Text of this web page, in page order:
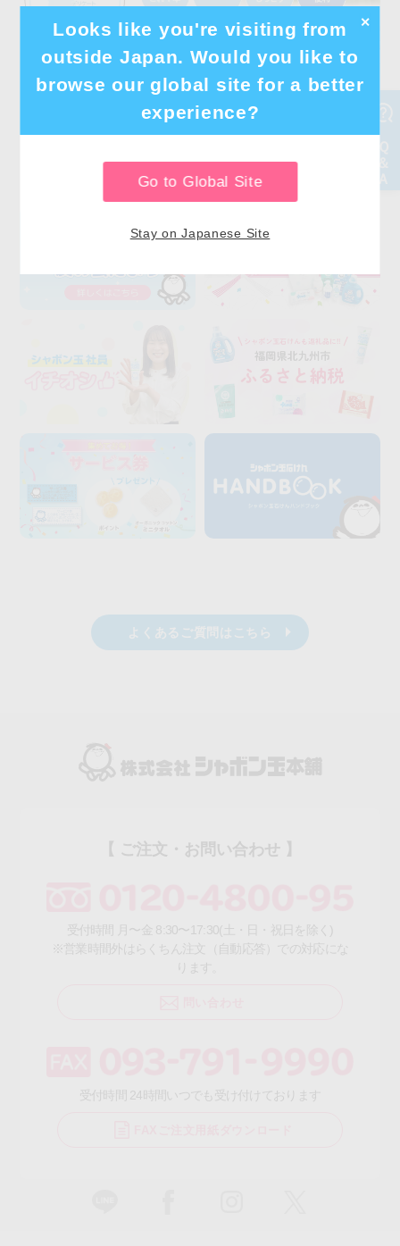
よくあるご質問はこちら
【 ご注文・お問い合わせ 】
受付時間 月〜金 8:30〜17:30(土・日・祝日を除く)
※営業時間外はらくちん注文（自動応答）での対応にな
ります。
受付時間 24時間いつでも受け付けております
Looks like you're visiting from
outside Japan. Would you like to
browse our global site for a better
experience?
✕
Go to Global Site
Stay on Japanese Site